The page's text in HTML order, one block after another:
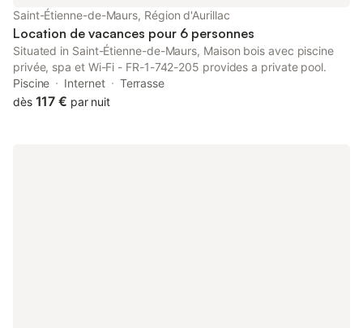
Saint-Étienne-de-Maurs, Région d'Aurillac
Location de vacances pour 6 personnes
Situated in Saint-Étienne-de-Maurs, Maison bois avec piscine
privée, spa et Wi-Fi - FR-1-742-205 provides a private pool.
Piscine
Internet
Terrasse
dès 117 € par nuit